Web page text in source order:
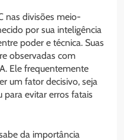
nas divisões meio-
por sua inteligência
poder e técnica. Suas
observadas com
Ele frequentemente
um fator decisivo, seja
evitar erros fatais
da importância